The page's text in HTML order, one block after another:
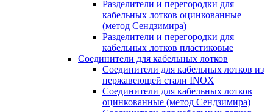
Разделители и перегородки для
кабельных лотков оцинкованные
(метод Сендзимира)
Разделители и перегородки для
кабельных лотков пластиковые
Соединители для кабельных лотков
Соединители для кабельных лотков из
нержавеющей стали INOX
Соединители для кабельных лотков
оцинкованные (метод Сендзимира)